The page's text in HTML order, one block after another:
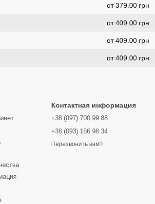
от 379.00 грн
от 409.00 грн
от 409.00 грн
от 409.00 грн
Контактная информация
+38 (097) 700 99 88
+38 (093) 156 98 34
Перезвонить вам?